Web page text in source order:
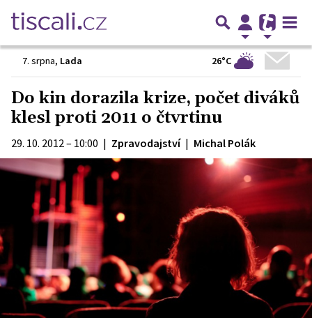
7. srpna, Lada 26°C
Do kin dorazila krize, počet diváků
klesl proti 2011 o čtvrtinu
29. 10. 2012 – 10:00 | Zpravodajství | Michal Polák